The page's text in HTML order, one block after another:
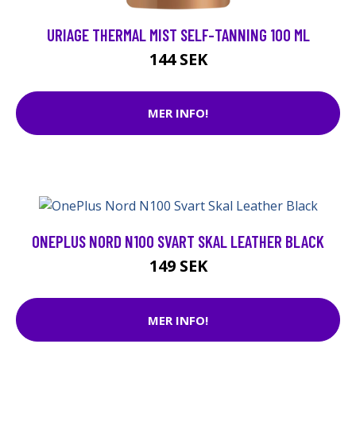
URIAGE THERMAL MIST SELF-TANNING 100 ML
144 SEK
MER INFO!
ONEPLUS NORD N100 SVART SKAL LEATHER BLACK
149 SEK
MER INFO!